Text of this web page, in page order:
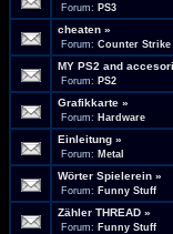
Forum: PS3
cheaten »
Forum: Counter Strike
MY PS2 and
Forum: PS2
Grafikkarte »
Forum: Hardware
Einleitung »
Forum: Metal
Wörter Spielerein »
Forum: Funny Stuff
Zähler THREAD »
Forum: Funny Stuff